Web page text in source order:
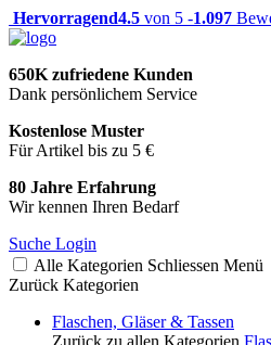
Hervorragend4.5 von 5 -1.097
650K zufriedene Kunden
Dank persönlichem Service
Kostenlose Muster
Für Artikel bis zu 5 €
80 Jahre Erfahrung
Wir kennen Ihren Bedarf
Suche Login
Alle Kategorien Schliessen Menü
Zurück Kategorien
Flaschen, Gläser & Tassen
Zurück zu allen Kategorien